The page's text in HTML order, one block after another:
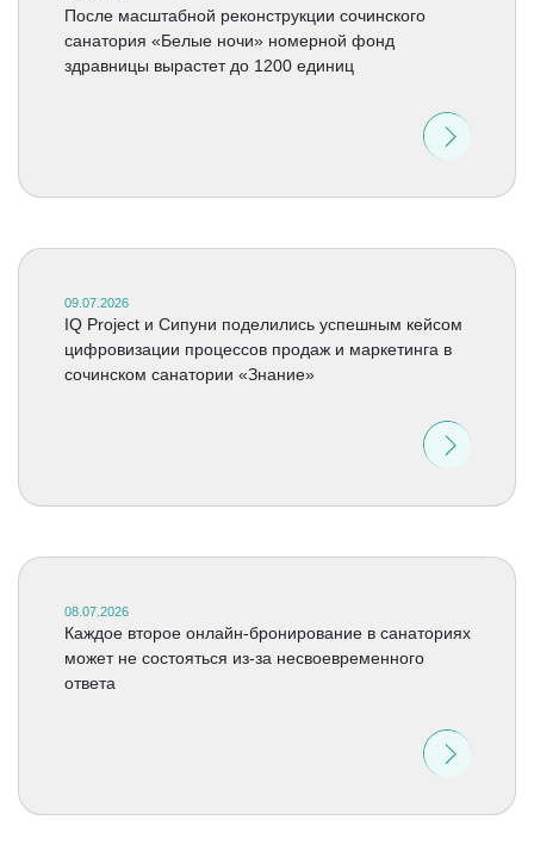
После масштабной реконструкции сочинского
санатория «Белые ночи» номерной фонд
здравницы вырастет до 1200 единиц
09.07.2026
IQ Project и Сипуни поделились успешным кейсом
цифровизации процессов продаж и маркетинга в
сочинском санатории «Знание»
08.07.2026
Каждое второе онлайн-бронирование в санаториях
может не состояться из-за несвоевременного
ответа